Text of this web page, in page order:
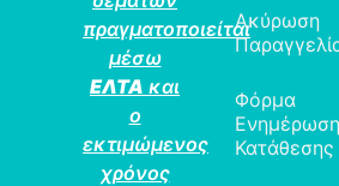
πραγματοποιείται
μέσω
ΕΛΤΑ και
ο
εκτιμώμενος
χρόνος
Ακύρωση
Φόρμα
Κατάθεσης